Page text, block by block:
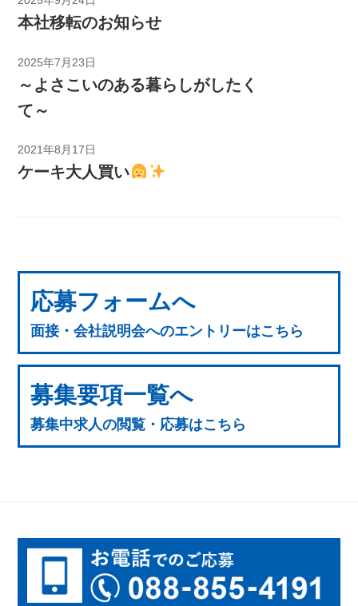
本社移転のお知らせ
2025年7月23日
～よさこいのある暮らしがしたく
て～
2021年8月17日
ケーキ大人買い
応募フォームへ
面接・会社説明会へのエントリーはこちら
募集要項一覧へ
募集中求人の閲覧・応募はこちら